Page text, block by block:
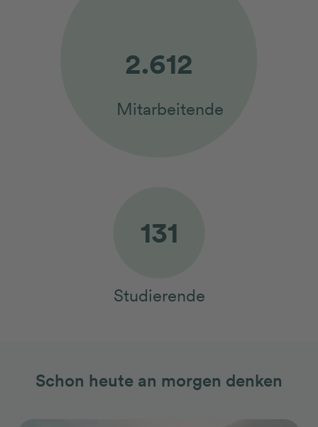
3.000
Mitarbeitende
150
Studierende
Schon heute an morgen denken